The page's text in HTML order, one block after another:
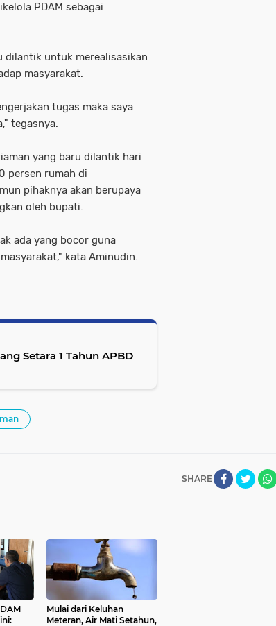
PDAM sebagai
dilantik untuk merealisasikan
masyarakat.
tugas maka saya
tegasnya.
yang baru dilantik hari
persen rumah di
pihaknya akan berupaya
oleh bupati.
ada yang bocor guna
kata Aminudin.
Setara 1 Tahun APBD
SHARE
Mulai dari Keluhan
Meteran, Air Mati Setahun,